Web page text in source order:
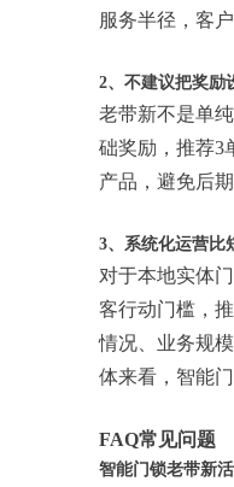
服务半径，客
2、不建议把奖励
老带新不是单
础奖励，推荐3
产品，避免后期
3、系统化运营比
对于本地实体
客行动门槛，
情况、业务规
体来看，智能
FAQ常见问题
智能门锁老带新